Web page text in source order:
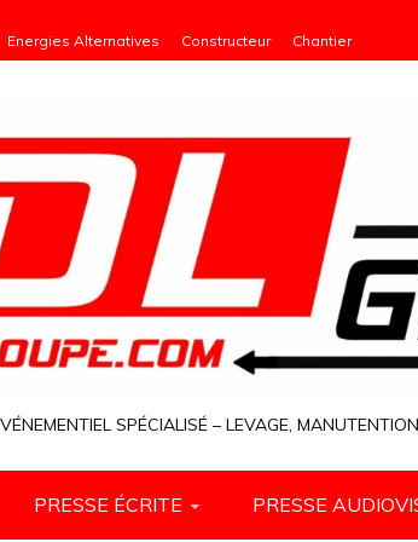
Energies Alternatives Constructeur Chantier
SPÉCIALISÉ – LEVAGE,
PRESSE ÉCRITE PRESSE